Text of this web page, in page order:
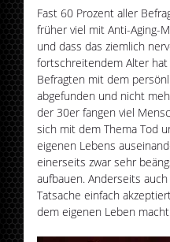
Fast 60 Prozent aller
früher viel mit Anti-Aging-
und dass das ziemlich
fortschreitendem Alter
Befragten mit dem
abgefunden und nicht
der 30er fangen viel
sich mit dem Thema Tod
eigenen Lebens
einerseits zwar sehr
aufbauen. Anderseits
Tatsache einfach
dem eigenen Leben